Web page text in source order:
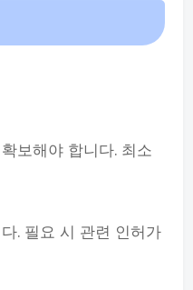
보해야 합니다. 최소
. 필요 시 관련 인허가